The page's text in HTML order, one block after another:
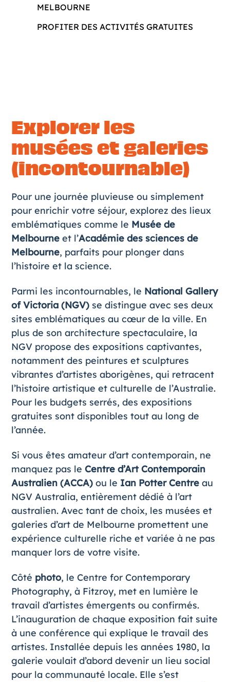
MELBOURNE
PROFITER DES ACTIVITÉS GRATUITES
Explorer les
musées et galeries
(incontournable)
Pour une journée pluvieuse ou simplement
pour enrichir votre séjour, explorez des lieux
emblématiques comme le Musée de
Melbourneet l’Académie des sciences de
Melbourne, parfaits pour plonger dans
l’histoire et la science.
Parmi les incontournables, le National Gallery
of Victoria(NGV)se distingue avec ses deux
sites emblématiques au cœur de la ville. En
plus de son architecture spectaculaire, la
NGV propose des expositions captivantes,
notamment des peintures et sculptures
vibrantes d’artistes aborigènes, qui retracent
l’histoire artistique et culturelle de l’Australie.
Pour les budgets serrés, des expositions
gratuites sont disponibles tout au long de
l’année.
Si vous êtes amateur d’art contemporain, ne
manquez pas le Centre d’Art Contemporain
Australien (ACCA)ou le Ian Potter Centreau
NGV Australia, entièrement dédié à l’art
australien. Avec tant de choix, les musées et
galeries d’art de Melbourne promettent une
expérience culturelle riche et variée à ne pas
manquer lors de votre visite.
Côté photo, le Centre for Contemporary
Photography, à Fitzroy, met en lumière le
travail d’artistes émergents ou confirmés.
L’inauguration de chaque exposition fait suite
à une conférence qui explique le travail des
artistes. Installée depuis les années 1980, la
galerie voulait d’abord devenir un lieu social
pour la communauté locale. Elle s’est